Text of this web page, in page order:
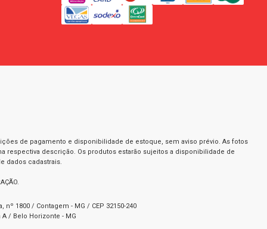
de pagamento e disponibilidade de estoque, sem aviso prévio. As fotos
respectiva descrição. Os produtos estarão sujeitos a disponibilidade de
dados cadastrais.
1800 / Contagem - MG / CEP 32150-240
A / Belo Horizonte - MG